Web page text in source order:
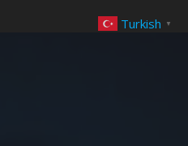
Turkish ▼